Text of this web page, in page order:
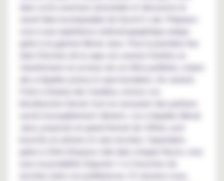
savoir-faire incomparable de Secret's Lab. Préparez-
vous à une expérience cinématographique unique
grâce à la gamme Movie Juice. Pour la première fois
dans l'histoire de la vape, les saveurs fruitées se
transforment en acteurs de vos films préférés, créant
des e-liquides juteux et spectaculaires. De Jurassic
blockbusters favoris tout en savourant des parfums
sucrés incroyablement vibrants. Les e-liquides Movie
Juice, proposés en grand format de 100ml, sont
grâce à 20ml d'espace vide dans chaque flacon, vous
nicotine selon vos préférences. Et rassurez-vous,